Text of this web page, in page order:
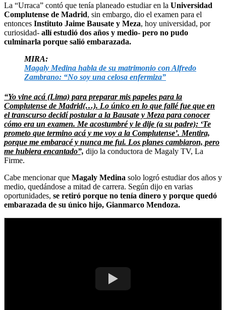
La “Urraca” contó que tenía planeado estudiar en la Universidad
Complutense de Madrid, sin embargo, dio el examen para el
entonces Instituto Jaime Bausate y Meza, hoy universidad, por
curiosidad- allí estudió dos años y medio- pero no pudo
culminarla porque salió embarazada.
MIRA:
Magaly Medina habla de su matrimonio con Alfredo
Zambrano: “No soy una celosa enfermiza”
“Yo vine acá (Lima) para preparar mis papeles para la
Complutense de Madrid(…). Lo único en lo que fallé fue que en
el transcurso decidí postular a la Bausate y Meza para conocer
cómo era un examen. Me acostumbré y le dije (a su padre): ‘Te
prometo que termino acá y me voy a la Complutense’. Mentira,
porque me embaracé y nunca me fui. Los planes cambiaron, pero
me hubiera encantado”, dijo la conductora de Magaly TV, La
Firme.
Cabe mencionar que Magaly Medina solo logró estudiar dos años y
medio, quedándose a mitad de carrera. Según dijo en varias
oportunidades, se retiró porque no tenía dinero y porque quedó
embarazada de su único hijo, Gianmarco Mendoza.